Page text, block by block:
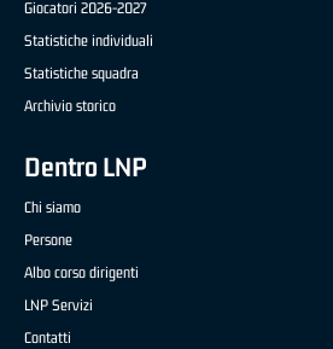
Giocatori 2026-2027
Statistiche individuali
Statistiche squadra
Archivio storico
Dentro LNP
Chi siamo
Persone
Albo corso dirigenti
LNP Servizi
Contatti